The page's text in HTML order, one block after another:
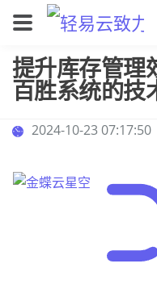
提升库存管理
百胜系统的技
2024-10-23 07:17:50